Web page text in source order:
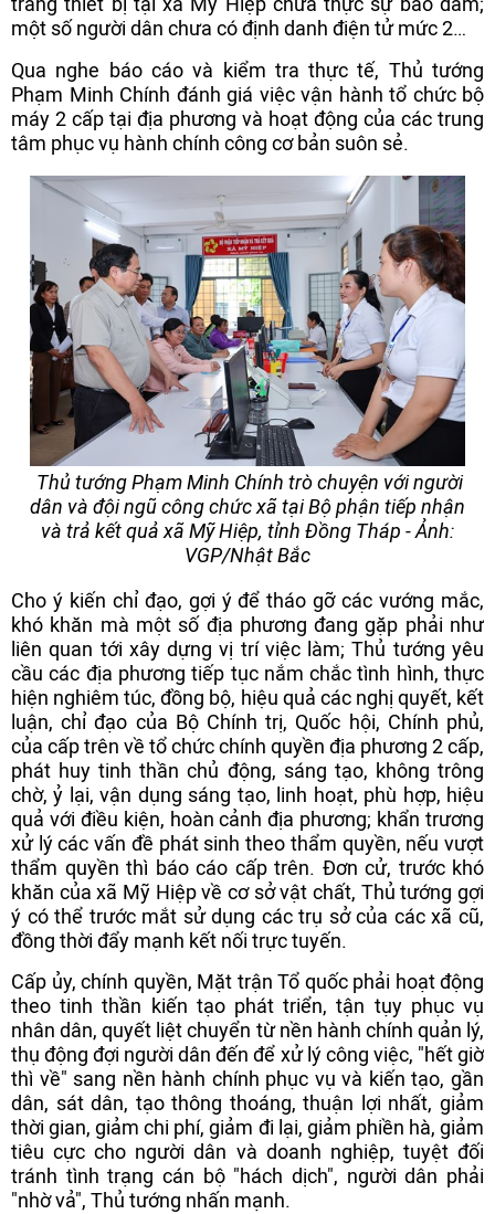
một số người dân chưa có định danh điện tử mức 2…
Qua nghe báo cáo và kiểm tra thực tế, Thủ tướng
Phạm Minh Chính đánh giá việc vận hành tổ chức bộ
máy 2 cấp tại địa phương và hoạt động của các trung
tâm phục vụ hành chính công cơ bản suôn sẻ.
Thủ tướng Phạm Minh Chính trò chuyện với người
dân và đội ngũ công chức xã tại Bộ phận tiếp nhận
và trả kết quả xã Mỹ Hiệp, tỉnh Đồng Tháp - Ảnh:
VGP/Nhật Bắc
Cho ý kiến chỉ đạo, gợi ý để tháo gỡ các vướng mắc,
khó khăn mà một số địa phương đang gặp phải như
liên quan tới xây dựng vị trí việc làm; Thủ tướng yêu
cầu các địa phương tiếp tục nắm chắc tình hình, thực
hiện nghiêm túc, đồng bộ, hiệu quả các nghị quyết, kết
luận, chỉ đạo của Bộ Chính trị, Quốc hội, Chính phủ,
của cấp trên về tổ chức chính quyền địa phương 2 cấp,
phát huy tinh thần chủ động, sáng tạo, không trông
chờ, ỷ lại, vận dụng sáng tạo, linh hoạt, phù hợp, hiệu
quả với điều kiện, hoàn cảnh địa phương; khẩn trương
xử lý các vấn đề phát sinh theo thẩm quyền, nếu vượt
thẩm quyền thì báo cáo cấp trên. Đơn cử, trước khó
khăn của xã Mỹ Hiệp về cơ sở vật chất, Thủ tướng gợi
ý có thể trước mắt sử dụng các trụ sở của các xã cũ,
đồng thời đẩy mạnh kết nối trực tuyến.
Cấp ủy, chính quyền, Mặt trận Tổ quốc phải hoạt động
theo tinh thần kiến tạo phát triển, tận tụy phục vụ
nhân dân, quyết liệt chuyển từ nền hành chính quản lý,
thụ động đợi người dân đến để xử lý công việc, "hết giờ
thì về" sang nền hành chính phục vụ và kiến tạo, gần
dân, sát dân, tạo thông thoáng, thuận lợi nhất, giảm
thời gian, giảm chi phí, giảm đi lại, giảm phiền hà, giảm
tiêu cực cho người dân và doanh nghiệp, tuyệt đối
tránh tình trạng cán bộ "hách dịch", người dân phải
"nhờ vả", Thủ tướng nhấn mạnh.